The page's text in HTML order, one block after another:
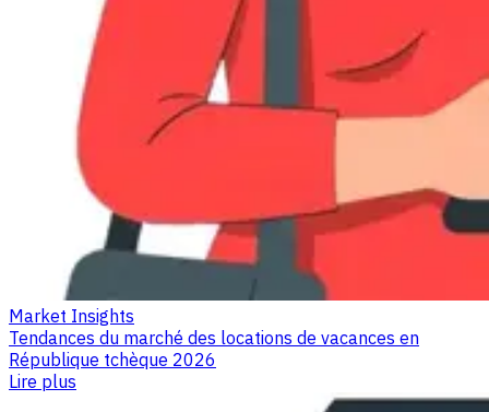
Market Insights
Tendances du marché des locations de vacances en
République tchèque 2026
Lire plus